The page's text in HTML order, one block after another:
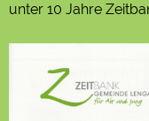
unter 10 Jahre